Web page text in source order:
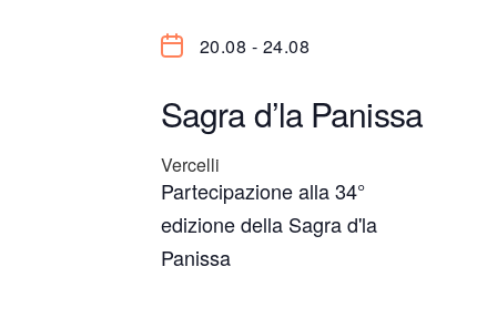
20.08 - 24.08
Sagra d’la Panissa
Vercelli
Partecipazione alla 34°
edizione della Sagra d'la
Panissa